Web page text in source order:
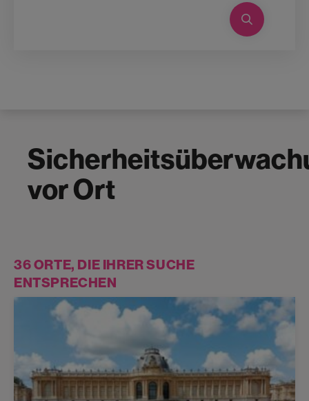
vor Ort
36 ORTE, DIE IHRER SUCHE
ENTSPRECHEN